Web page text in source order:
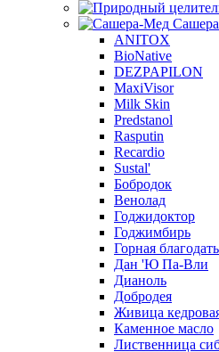
ANITOX
BioNative
DEZPAPILON
MaxiVisor
Milk Skin
Predstanol
Rasputin
Recardio
Sustal'
Бобродок
Венолад
Годжидоктор
Годжимбирь
Горная благодать
Дан 'Ю Па-Вли
Дианоль
Добродея
Живица
Каменное масло
Лиственница